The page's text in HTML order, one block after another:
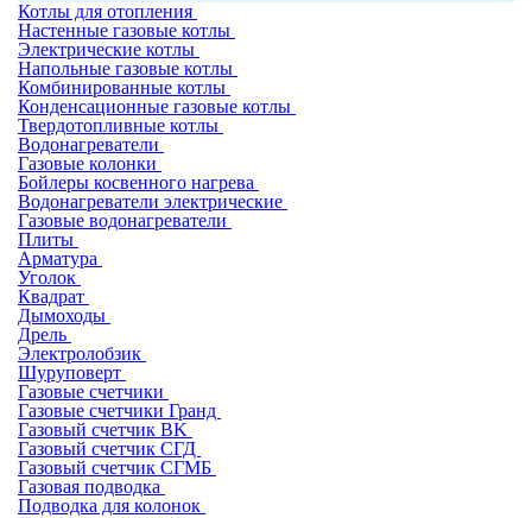
Котлы для отопления
Настенные газовые котлы
Электрические котлы
Напольные газовые котлы
Комбинированные котлы
Конденсационные газовые котлы
Твердотопливные котлы
Водонагреватели
Газовые колонки
Бойлеры косвенного нагрева
Водонагреватели электрические
Газовые водонагреватели
Плиты
Арматура
Уголок
Квадрат
Дымоходы
Дрель
Электролобзик
Шуруповерт
Газовые счетчики
Газовые счетчики Гранд
Газовый счетчик BK
Газовый счетчик СГД
Газовый счетчик СГМБ
Газовая подводка
Подводка для колонок